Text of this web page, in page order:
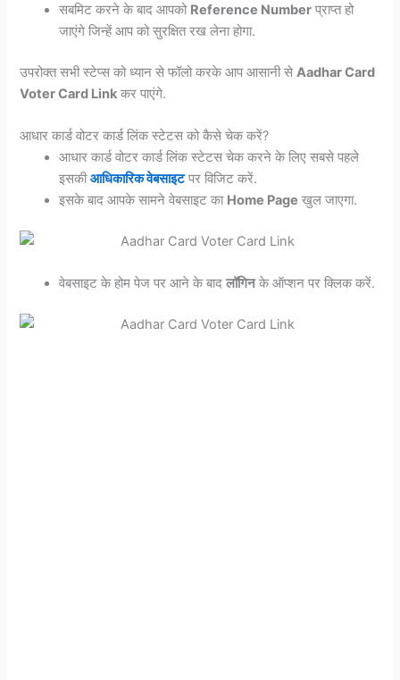
सबमिट करने के बाद आपको Reference Number प्राप्त हो
जाएंगे जिन्हें आप को सुरक्षित रख लेना होगा.
उपरोक्त सभी स्टेप्स को ध्यान से फॉलो करके आप आसानी से Aadhar Card
Voter Card Link कर पाएंगे.
आधार कार्ड वोटर कार्ड लिंक स्टेटस को कैसे चेक करें?
आधार कार्ड वोटर कार्ड लिंक स्टेटस चेक करने के लिए सबसे पहले
इसकीआधिकारिक वेबसाइटपर विजिट करें.
इसके बाद आपके सामने वेबसाइट का Home Page खुल जाएगा.
वेबसाइट के होम पेज पर आने के बादलॉगिनके ऑप्शन पर क्लिक करें.